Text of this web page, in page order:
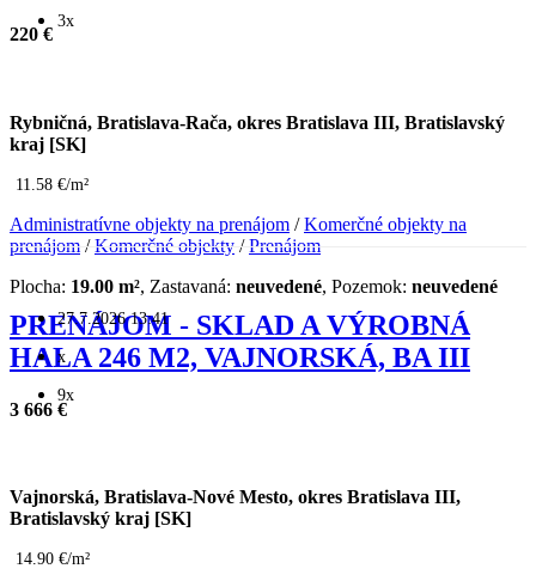
3x
220 €
Rybničná, Bratislava-Rača, okres Bratislava III, Bratislavský
kraj [SK]
11.58 €/m²
Administratívne objekty na prenájom /Komerčné objekty na
prenájom /Komerčné objekty /Prenájom
Plocha: 19.00 m², Zastavaná: neuvedené, Pozemok: neuvedené
27.7.2026 13:41
x
9x
PRENÁJOM - SKLAD A VÝROBNÁ
HALA 246 M2, VAJNORSKÁ, BA III
3 666 €
Vajnorská, Bratislava-Nové Mesto, okres Bratislava III,
Bratislavský kraj [SK]
14.90 €/m²